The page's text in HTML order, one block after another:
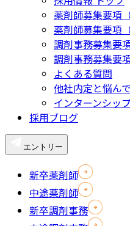
薬剤師募集要項
薬剤師募集要項
調剤事務募集要
調剤事務募集要
よくある質問
他社内定と悩ん
インターンシッ
採用ブログ
エントリー
新卒薬剤師
中途薬剤師
新卒調剤事務